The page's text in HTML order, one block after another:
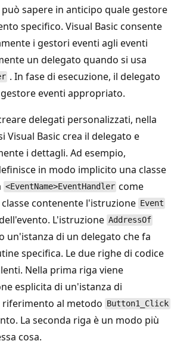
sapere in anticipo quale gestore
specifico. Visual Basic consente
i gestori eventi agli eventi
un delegato quando si usa
. In fase di esecuzione, il delegato
eventi appropriato.
delegati personalizzati, nella
Visual Basic crea il delegato e
i dettagli. Ad esempio,
in modo implicito una classe
<EventName>EventHandler come
contenente l'istruzione Event
L'istruzione AddressOf
un'istanza di un delegato che fa
specifica. Le due righe di codice
Nella prima riga viene
esplicita di un'istanza di
riferimento al metodo Button1_Click
La seconda riga è un modo più
cosa.